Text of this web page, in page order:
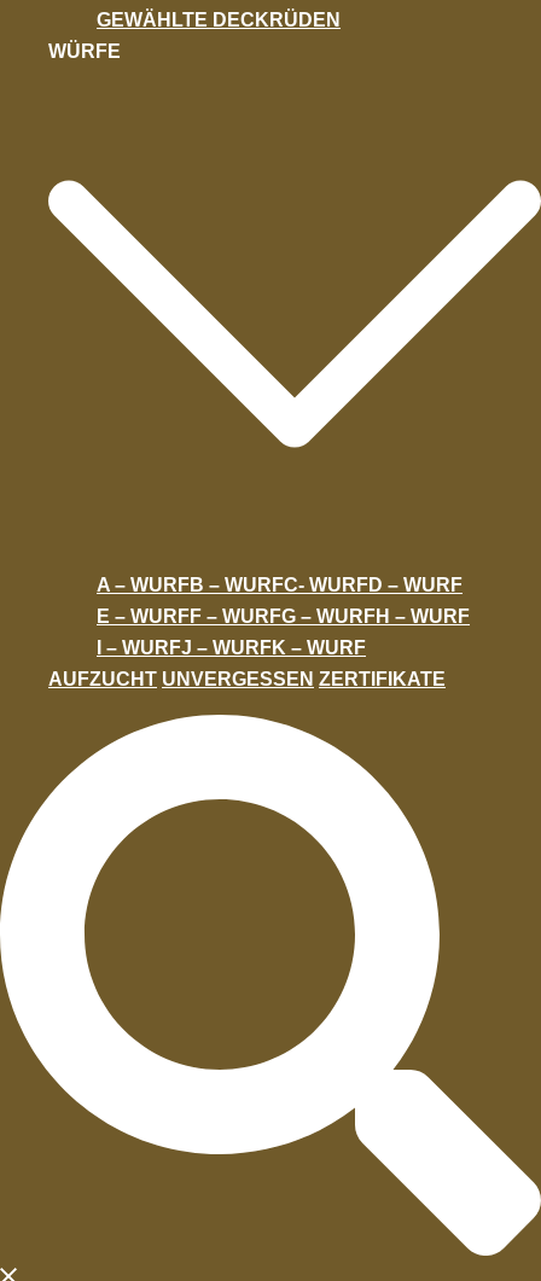
GEWÄHLTE DECKRÜDEN
WÜRFE
A – WURFB – WURFC- WURFD – WURF
E – WURFF – WURFG – WURFH – WURF
I – WURFJ – WURFK – WURF
AUFZUCHT UNVERGESSEN ZERTIFIKATE